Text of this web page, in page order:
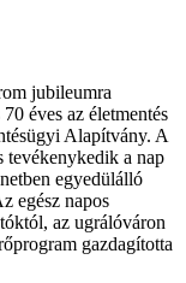
jubileumra
éves az életmentés
Alapítvány. A
tevékenykedik a nap
egyedülálló
egész napos
az ugrálóváron
gazdagította